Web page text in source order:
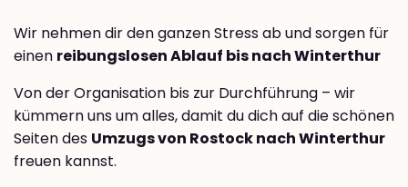
Wir nehmen dir den ganzen Stress ab und sorgen für
einen reibungslosen Ablauf bis nach Winterthur
Von der Organisation bis zur Durchführung – wir
kümmern uns um alles, damit du dich auf die schönen
Seiten des Umzugs von Rostock nach Winterthur
freuen kannst.